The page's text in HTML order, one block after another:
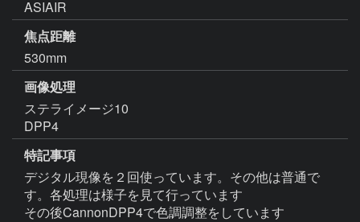
焦点距離
530mm
画像処理
ステライメージ10
DPP4
特記事項
デジタル現像を２回使っています。その他は普通で
す。各処理は様子を見て行っています
その後CannonDPP4で色調調整をしています